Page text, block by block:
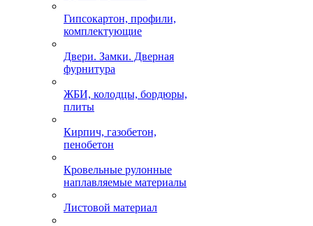
Гипсокартон, профили,
комплектующие
Двери. Замки. Дверная
фурнитура
ЖБИ, колодцы, бордюры,
плиты
Кирпич, газобетон,
пенобетон
Кровельные рулонные
наплавляемые материалы
Листовой материал